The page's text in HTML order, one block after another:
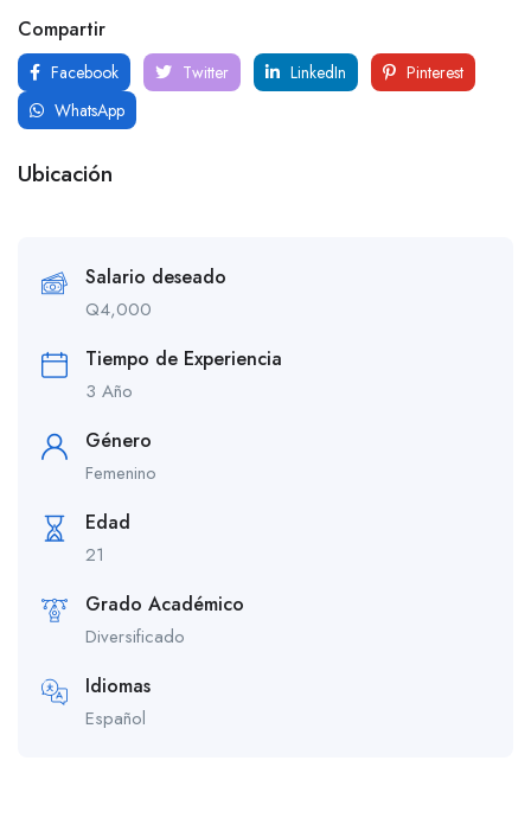
Compartir
Facebook Twitter LinkedIn
Pinterest
WhatsApp
Ubicación
Salario deseado
Q4,000
Tiempo de Experiencia
3 Año
Género
Femenino
Edad
21
Grado Académico
Diversificado
Idiomas
Español